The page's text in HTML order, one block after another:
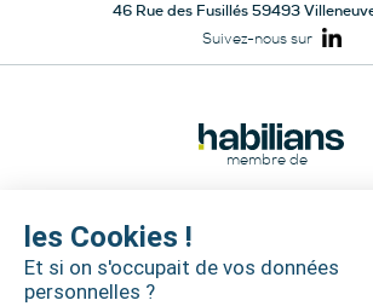
les Cookies !
Et si on s'occupait de vos données
personnelles ?
46 Rue des Fusillés 59493
Suivez-nous sur
membre de